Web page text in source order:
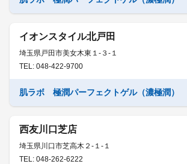
イオンスタイル北戸田
埼玉県戸田市美女木東１-３-１
TEL: 048-422-9700
肌ラボ 極潤パーフェクトゲル（濃極潤）
西友川口芝店
埼玉県川口市芝高木２-１-１
TEL: 048-262-6222